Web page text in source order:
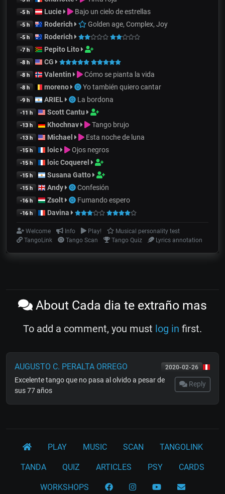
-5 h Lucie Bajo un cielo de estrellas
-5 h Roderich Golden age, Complex, Joy
-5 h Roderich
-7 h Pepito Lito
-8 h CG
-8 h Valentin Cómo se pianta la vida
-8 h moreno Yo también quiero cantar
-9 h ARIEL La bordona
-11 h Scott Cantu
-13 h Khochnav Tango brujo
-13 h Michael Esta noche de luna
-15 h loic Ojos negros
-15 h loic Coquerel
-15 h Susana Gatto
-15 h Andy Confesión
-16 h Zsolt Fumando espero
-16 h Davina
Welcome Info Play!
Musical personality test
TangoLink
Tango Scan Tango Quiz Lyrics annotation
About Cada dia te extraño mas
To add a comment, you must log in first.
2020-02-26
AUGUSTO C. PERALTA ORREGO
Reply
Excelente tango que no pasa al olvido a pesar de
sus 77 años
PLAY MUSIC SCAN TANGOLINK
TANDA QUIZ ARTICLES PSY CARDS
WORKSHOPS